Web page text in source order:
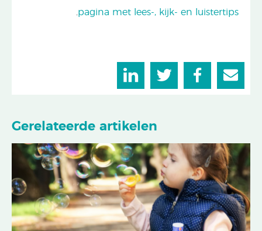
pagina met lees-, kijk- en luistertips
Gerelateerde artikelen